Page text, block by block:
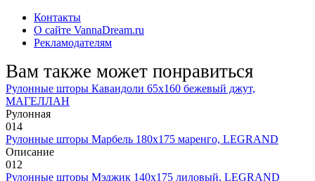
Контакты
О сайте VannaDream.ru
Рекламодателям
Вам также может понравиться
Рулонные шторы Кавандоли 65х160 бежевый джут,
МАГЕЛЛАН
Рулонная
014
Рулонные шторы Марбель 180х175 маренго, LEGRAND
Описание
012
Рулонные шторы Мэджик 140х175 лиловый, LEGRAND